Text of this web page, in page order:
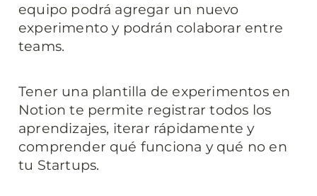
equipo podrá agregar un nuevo
experimento y podrán colaborar entre
teams.
Tener una plantilla de experimentos en
Notion te permite registrar todos los
aprendizajes, iterar rápidamente y
comprender qué funciona y qué no en
tu Startups.